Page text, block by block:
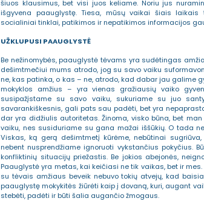
šiuos klausimus, bet visi juos keliame. Noriu jus
išgyvena paauglystę. Tiesa, mūsų vaikai šiais
socialiniai tinklai, patikimos ir nepatikimos informacijos
UŽKLUPUSI PAAUGLYSTĖ
Be nežinomybės, paauglystė tėvams yra sudėtingas
dešimtmečiui mums atrodo, jog su savo vaiku
ne, kas patinka, o kas – ne, atrodo, kad dabar jau galime
mokyklos amžius – yra vienas gražiausių vaiko
susipažįstame su savo vaiku, sukuriame su juo
savarankiškesnis, gali pats sau padėti, bet yra
dar yra didžiulis autoritetas. Žinoma, visko būna, bet
vaiku, nes susiduriame su gana mažai iššūkių. O tada
Viskas, ką gerą dešimtmetį kūrėme, nebūtinai
nebent nusprendžiame ignoruoti vykstančius pokyčius.
konfliktinių situacijų priežastis. Be jokios abejonės,
Paauglystė yra metas, kai keičiasi ne tik vaikas, bet ir
su tėvais amžiaus beveik nebuvo tokių atvejų, kad
paauglystę mokykitės žiūrėti kaip į dovaną, kuri, augant
stebėti, padėti ir būti šalia augančio žmogaus.